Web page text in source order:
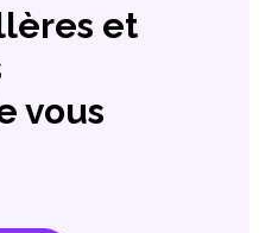
et
vous